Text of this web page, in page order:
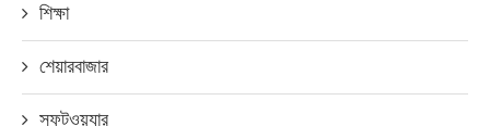
শিক্ষা
শেয়ারবাজার
সফটওয়্যার